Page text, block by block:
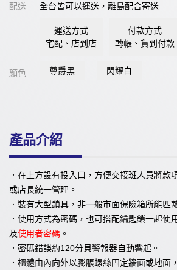
配送
全台皆可以運送，離島配合寄送
運送方式
宅配、店到店
付款方式
轉帳、貨到付款
顏色 尊爵黑 閃耀白
產品介紹
．在上方設有投入口，方便交接班人員將款
或店長統一管理。
．裝有大型鎖具，非一般市面保險箱所能匹
．使用方式為密碼，也可搭配鑰匙鎖一起使
及使用者密碼 。
．密碼錯誤約120分貝警報器自動響起。
．櫃體由內向外以膨脹螺絲固定牆面或地面